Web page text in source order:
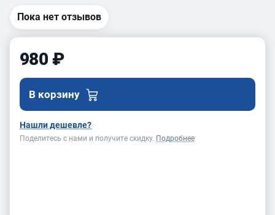
Пока нет отзывов
980 ₽
В корзину
Нашли дешевле?
Поделитесь с нами и получите скидку. Подробнее